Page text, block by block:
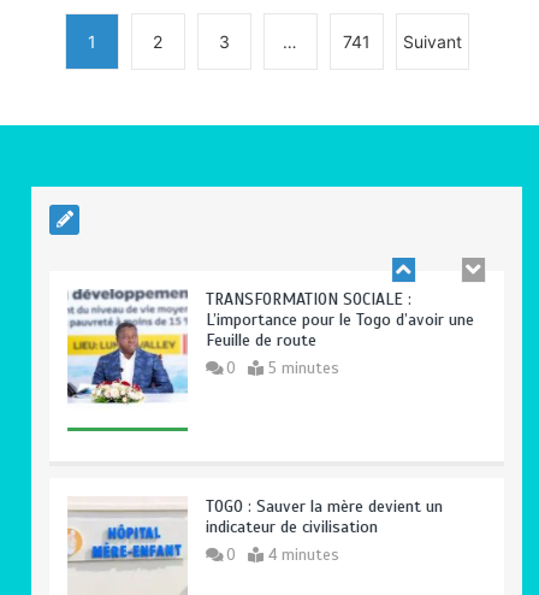
1 2 3 … 741 Suivant
TRANSFORMATION SOCIALE :
L’importance pour le Togo d’avoir une
Feuille de route
0 5 minutes
TOGO : Sauver la mère devient un
indicateur de civilisation
0 4 minutes